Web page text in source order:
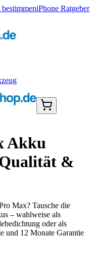
iPhone Ratgeber
Akku
&
Max? Tausche die
– wahlweise als
oder als
und 12 Monate Garantie